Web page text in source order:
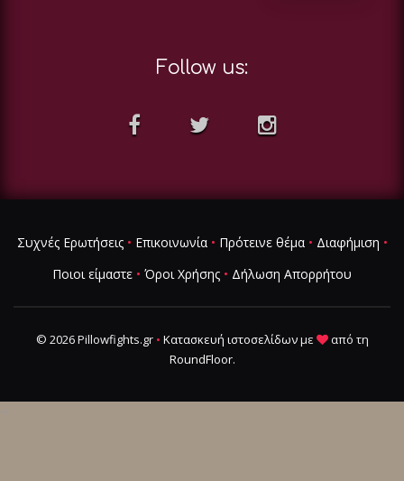
Follow us:
Συχνές Ερωτήσεις• Επικοινωνία• Πρότεινε θέμα• Διαφήμιση •
Ποιοι είμαστε • Όροι Χρήσης • Δήλωση Απορρήτου
© 2026 Pillowfights.gr • Κατασκευή ιστοσελίδωνμε
από τη
RoundFloor.